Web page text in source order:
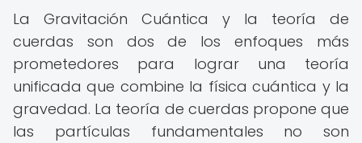
La Gravitación Cuántica y la teoría de
cuerdas son dos de los enfoques más
prometedores para lograr una teoría
unificada que combine la física cuántica y la
gravedad. La teoría de cuerdas propone que
las partículas fundamentales no son